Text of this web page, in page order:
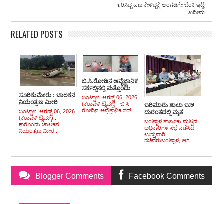
ಇರಿಸಿದ್ದ ಹಣ ಕೇಳಿದ್ದಕ್ಕೆ ಅಂಗಡಿಗೇ ಬೆಂಕಿ ಇಟ್ಟ
ಖದೀಮ
RELATED POSTS
ಸೂರಿಕುಮೇರು : ಚಾಲಕನ
ನಿಯಂತ್ರಣ ಮೀರಿ
ಹೆದ್ದಾರಿಯಲ್ಲಿ ಪಲ್ಟಿಯಾದ
ಕಾರು, ಪ್ರಯಾಣಿಕರು
ಪಾರು
ಬಂಟ್ವಾಳ, ಆಗಸ್ಟ್ 06, 2026
(ಕರಾವಳಿ ಟೈಮ್ಸ್) :
ಕಾರೊಂದು ಚಾಲಕನ
ನಿಯಂತ್ರಣ ಮೀರ...
ಬಿ.ಸಿ.ರೋಡಿನ ಅವೈಜ್ಞಾನಿಕ
ಸರ್ಕಲ್ಲಿನಲ್ಲಿ ಮತ್ತೊಂದು
ಭೀಕರ ಅಪಘಾತ : ಟಿಪ್ಪರ್
ಹರಿದು ಸ್ಕೂಟರ್
ಸಹಸವಾರ ದಾರುಣ
ಬಂಟ್ವಾಳ, ಆಗಸ್ಟ್ 06, 2026
(ಕರಾವಳಿ ಟೈಮ್ಸ್) : ಬಿ ಸಿ
ರೋಡಿನ ಅವೈಜ್ಞಾನಿಕ ಸರ್...
ಬರಿಮಾರು ಶಾಲಾ ಬಸ್
ದುರಂತದಲ್ಲಿ ಮೃತ
ಮಗುವಿನ ಕುಟುಂಬಕ್ಕೆ
ಸೂಕ್ತ ಪರಿಹಾರ
ದೊರಕಿಸುವ ನಿಟ್ಟಿನಲ್ಲಿ ಕಟ್ಟು
ನಿಟ್ಟಿನ ಕ್ರಮ ಕೈಗೊಳ್ಳಿ :
ಬಂಟ್ವಾಳ ತಾಲೂಕು ಮಟ್ಟದ
ಅಧಿಕಾರಿಗಳ ಸಭೆ ನಡೆಸಿದ
ಉಸ್ತುವಾರಿ
ಸಚಿವರುಬಂಟ್ವಾಳ, ಆಗ...
Blogger Comments Facebook Comments